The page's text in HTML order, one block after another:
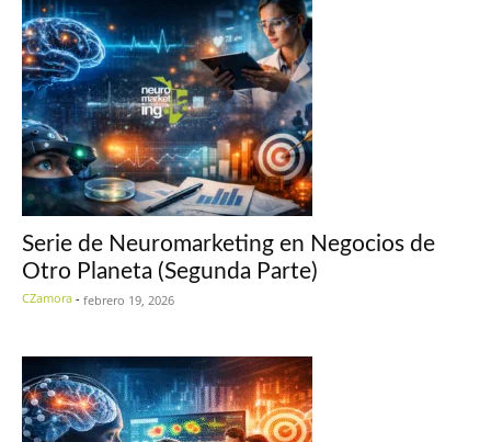
Serie de Neuromarketing en Negocios de
Otro Planeta (Segunda Parte)
CZamora - febrero 19, 2026